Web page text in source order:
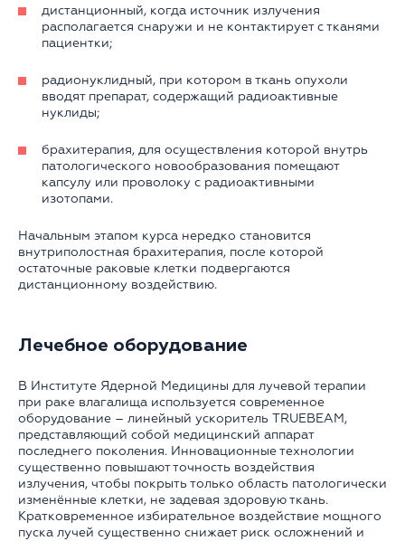
дистанционный, когда источник излучения
располагается снаружи и не контактирует с тканями
пациентки;
радионуклидный, при котором в ткань опухоли
вводят препарат, содержащий радиоактивные
нуклиды;
брахитерапия, для осуществления которой внутрь
патологического новообразования помещают
капсулу или проволоку с радиоактивными
изотопами.
Начальным этапом курса нередко становится
внутриполостная брахитерапия, после которой
остаточные раковые клетки подвергаются
дистанционному воздействию.
Лечебное оборудование
В Институте Ядерной Медицины для лучевой терапии
при раке влагалища используется современное
оборудование – линейный ускоритель TRUEBEAM,
представляющий собой медицинский аппарат
последнего поколения. Инновационные технологии
существенно повышают точность воздействия
излучения, чтобы покрыть только область патологически
изменённые клетки, не задевая здоровую ткань.
Кратковременное избирательное воздействие мощного
пуска лучей существенно снижает риск осложнений и